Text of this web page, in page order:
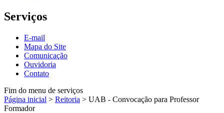
Serviços
E-mail
Mapa do Site
Comunicação
Ouvidoria
Contato
Fim do menu de serviços
Página inicial > Reitoria > UAB - Convocação para Professor
Formador